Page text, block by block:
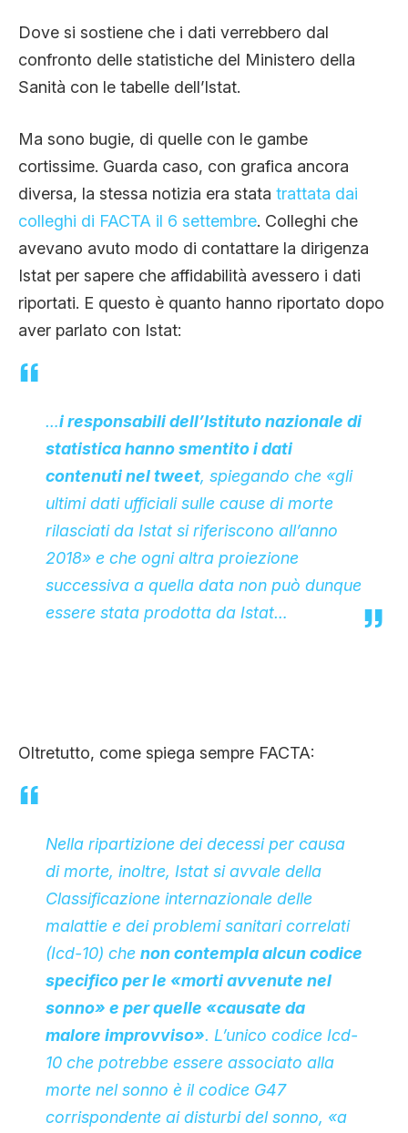
Dove si sostiene che i dati verrebbero dal
confronto delle statistiche del Ministero della
Sanità con le tabelle dell’Istat.
Ma sono bugie, di quelle con le gambe
cortissime. Guarda caso, con grafica ancora
diversa, la stessa notizia era stata trattata dai
colleghi di FACTA il 6 settembre. Colleghi che
avevano avuto modo di contattare la dirigenza
Istat per sapere che affidabilità avessero i dati
riportati. E questo è quanto hanno riportato dopo
aver parlato con Istat:
…i responsabili dell’Istituto nazionale di
statistica hanno smentito i dati
contenuti nel tweet, spiegando che «gli
ultimi dati ufficiali sulle cause di morte
rilasciati da Istat si riferiscono all’anno
2018» e che ogni altra proiezione
successiva a quella data non può dunque
essere stata prodotta da Istat…
Oltretutto, come spiega sempre FACTA:
Nella ripartizione dei decessi per causa
di morte, inoltre, Istat si avvale della
Classificazione internazionale delle
malattie e dei problemi sanitari correlati
(Icd-10) che non contempla alcun codice
specifico per le «morti avvenute nel
sonno» e per quelle «causate da
malore improvviso». L’unico codice Icd-
10 che potrebbe essere associato alla
morte nel sonno è il codice G47
corrispondente ai disturbi del sonno, «a